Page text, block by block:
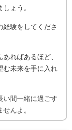
ょう。
経験をしてくださ
ればあるほど、
む未来を手に入れ
い間一緒に過ごす
んよ。